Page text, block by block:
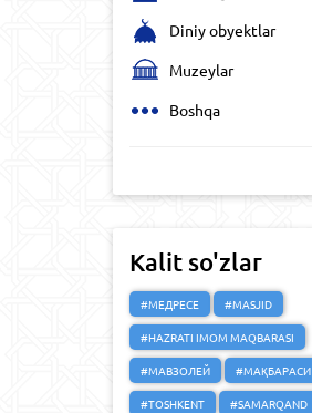
Diniy obyektlar
Muzeylar
Boshqa
Kalit so'zlar
#МЕДРЕСЕ
#MASJID
#HAZRATI IMOM MAQBARASI
#МАВЗОЛЕЙ
#МАҚБАРАСИ
#TOSHKENT
#SAMARQAND